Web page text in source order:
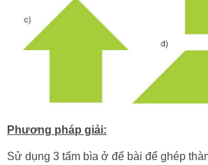
Phương pháp giải:
Sử dụng 3 tấm bìa ở để bài để ghép